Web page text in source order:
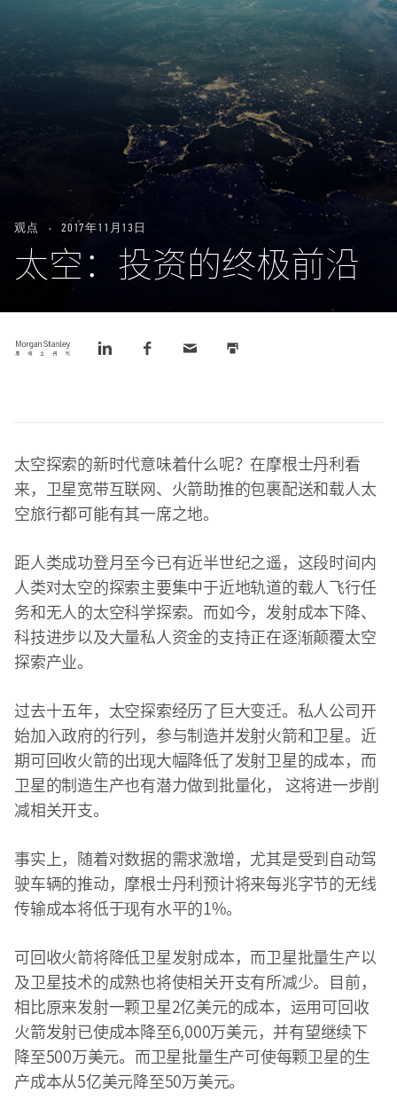
观点 2017年11月13日
太空：投资的终极前沿
LinkedIn
太空探索的新时代意味着什么呢？在摩根士丹利看
来，卫星宽带互联网、火箭助推的包裹配送和载人太
空旅行都可能有其一席之地。
距人类成功登月至今已有近半世纪之遥，这段时间内
人类对太空的探索主要集中于近地轨道的载人飞行任
务和无人的太空科学探索。而如今，发射成本下降、
科技进步以及大量私人资金的支持正在逐渐颠覆太空
探索产业。
过去十五年，太空探索经历了巨大变迁。私人公司开
始加入政府的行列，参与制造并发射火箭和卫星。近
期可回收火箭的出现大幅降低了发射卫星的成本，而
卫星的制造生产也有潜力做到批量化， 这将进一步削
减相关开支。
事实上，随着对数据的需求激增，尤其是受到自动驾
驶车辆的推动，摩根士丹利预计将来每兆字节的无线
传输成本将低于现有水平的1%。
可回收火箭将降低卫星发射成本，而卫星批量生产以
及卫星技术的成熟也将使相关开支有所减少。目前，
相比原来发射一颗卫星2亿美元的成本，运用可回收
火箭发射已使成本降至6,000万美元，并有望继续下
降至500万美元。而卫星批量生产可使每颗卫星的生
产成本从5亿美元降至50万美元。